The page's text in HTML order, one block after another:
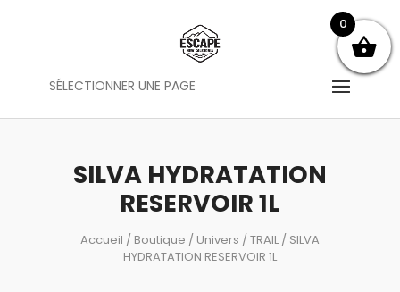
SÉLECTIONNER UNE PAGE
SILVA HYDRATATION
RESERVOIR 1L
Accueil / Boutique / Univers /TRAIL/ SILVA
HYDRATATION RESERVOIR 1L
0